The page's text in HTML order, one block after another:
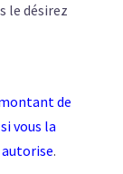
le désirez
de
vous la
.